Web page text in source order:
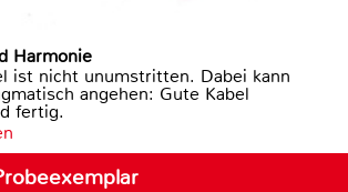
Harmonie
ist nicht unumstritten. Dabei kann
angehen: Gute Kabel
fertig.